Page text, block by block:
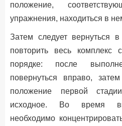
положение,
упражнения, находиться в
Затем следует вернуться
повторить весь комплекс
порядке: после
повернуться вправо,
положение первой
исходное. Во время
необходимо